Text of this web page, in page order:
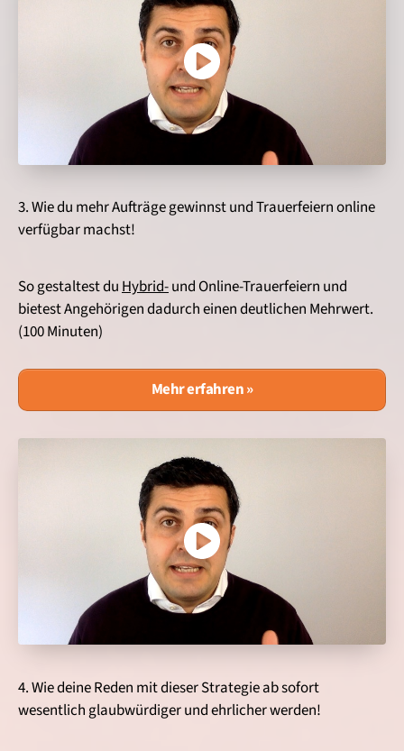
3. Wie du mehr Aufträge gewinnst und Trauerfeiern online
verfügbar machst!
So gestaltest du Hybrid-und Online-Trauerfeiern und
bietest Angehörigen dadurch einen deutlichen Mehrwert.
(100 Minuten)
Mehr erfahren »
4. Wie deine Reden mit dieser Strategie ab sofort
wesentlich glaubwürdiger und ehrlicher werden!